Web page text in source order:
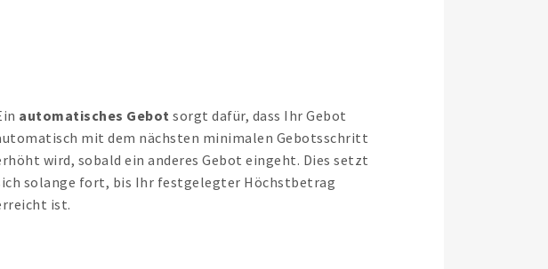
automatisches Gebot sorgt dafür, dass Ihr Gebot
mit dem nächsten minimalen Gebotsschritt
wird, sobald ein anderes Gebot eingeht. Dies setzt
solange fort, bis Ihr festgelegter Höchstbetrag
ist.